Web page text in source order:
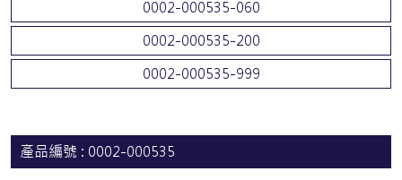
0002-000535-060
0002-000535-200
0002-000535-999
產品編號 : 0002-000535